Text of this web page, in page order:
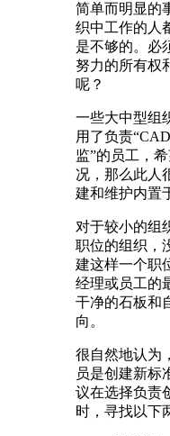
简单而明显的
织中工作的人
是不够的。必
努力的所有权
呢？
一些大中型组
用了负责
监”的员工，
况，那么此人
建和维护内置
对于较小的组
职位的组织，
建这样一个职
经理或员工的
干净的石板和
向。
很自然地认为
员是创建新标
议在选择负责
时，寻找以下